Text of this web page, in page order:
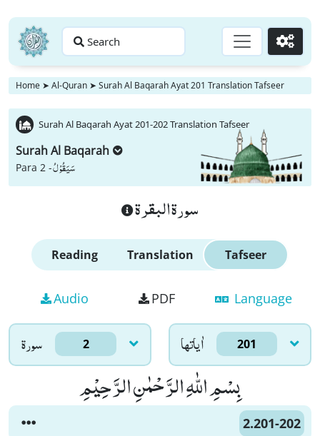
Search Go
Home ➤ Al-Quran ➤ Surah Al Baqarah Ayat 201 Translation Tafseer
Surah Al Baqarah Ayat 201-202 Translation Tafseer
Surah Al Baqarah
Para 2 -سَیَقُوْلُ
سورة البقرة
Reading Translation Tafseer
Audio PDF Language
سورۃ 2 اٰياتها 201
بِسْمِ اللّٰهِ الرَّحْمٰنِ الرَّحِیْمِ
2.201-202